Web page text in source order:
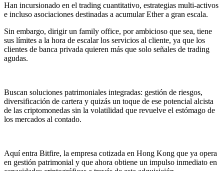
Han incursionado en el trading cuantitativo, estrategias multi-activos
e incluso asociaciones destinadas a acumular Ether a gran escala.
Sin embargo, dirigir un family office, por ambicioso que sea, tiene
sus límites a la hora de escalar los servicios al cliente, ya que los
clientes de banca privada quieren más que solo señales de trading
agudas.
Buscan soluciones patrimoniales integradas: gestión de riesgos,
diversificación de cartera y quizás un toque de ese potencial alcista
de las criptomonedas sin la volatilidad que revuelve el estómago de
los mercados al contado.
Aquí entra Bitfire, la empresa cotizada en Hong Kong que ya opera
en gestión patrimonial y que ahora obtiene un impulso inmediato en